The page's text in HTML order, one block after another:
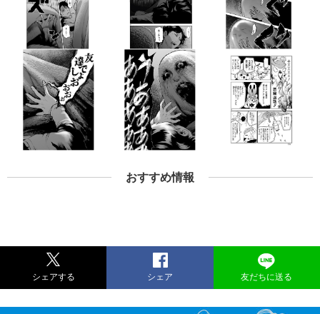
おすすめ情報
シェアする シェア 友だちに送る